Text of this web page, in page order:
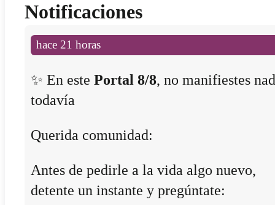
Notificaciones
hace 21 horas
✨ En este Portal 8/8, no manifiestes
todavía
Querida comunidad:
Antes de pedirle a la vida algo nuevo,
detente un instante y pregúntate: